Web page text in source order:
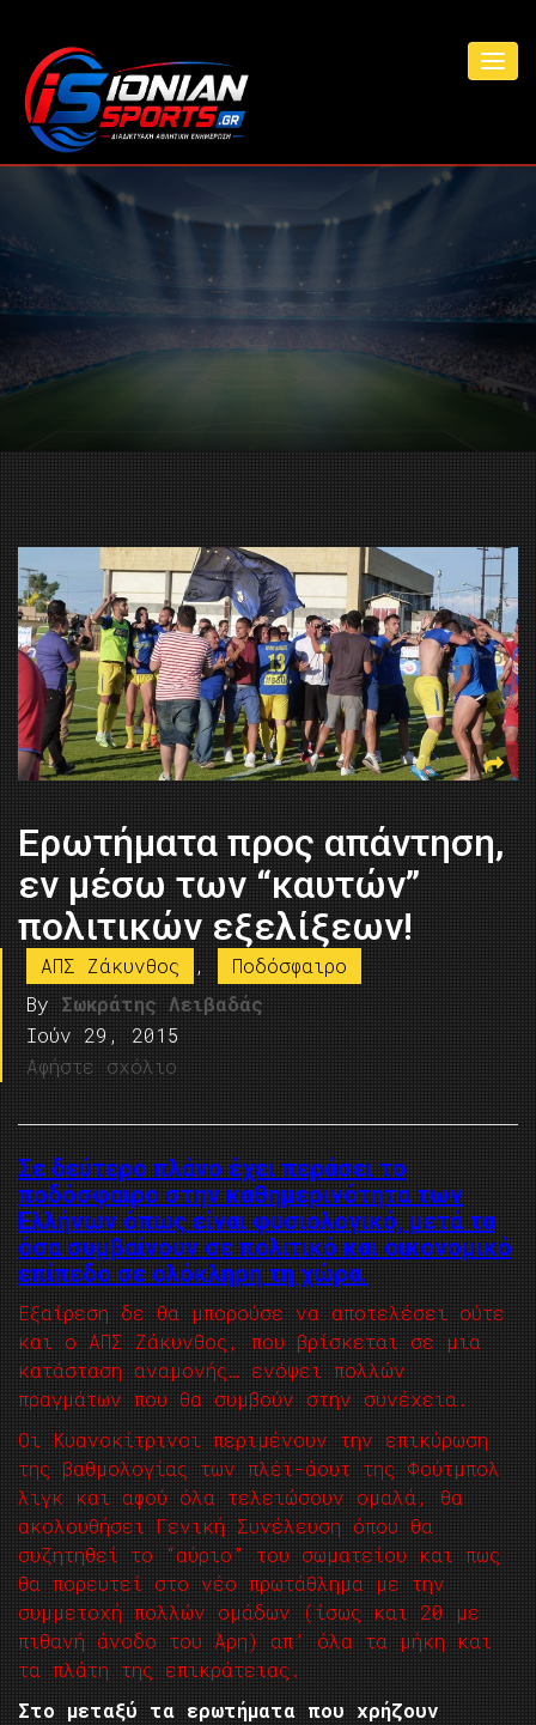
Ερωτήματα προς απάντηση,
εν μέσω των “καυτών”
πολιτικών εξελίξεων!
ΑΠΣ Ζάκυνθος ,
Ποδόσφαιρο
By Σωκράτης Λειβαδάς
Ιούν 29, 2015
Αφήστε σχόλιο
Σε δεύτερο πλάνο έχει περάσει το
ποδόσφαιρο στην καθημερινότητα των
Ελλήνων όπως είναι φυσιολογικό, μετά τα
όσα συμβαίνουν σε πολιτικό και οικονομικό
επίπεδο σε ολόκληρη τη χώρα.
Εξαίρεση δε θα μπορούσε να αποτελέσει ούτε
και ο ΑΠΣ Ζάκυνθος, που βρίσκεται σε μια
κατάσταση αναμονής… ενόψει πολλών
πραγμάτων που θα συμβούν στην συνέχεια.
Οι Κυανοκίτρινοι περιμένουν την επικύρωση
της βαθμολογίας των πλέϊ-άουτ της Φούτμπολ
λιγκ και αφού όλα τελειώσουν ομαλά, θα
ακολουθήσει Γενική Συνέλευση όπου θα
συζητηθεί το “αύριο” του σωματείου και πως
θα πορευτεί στο νέο πρωτάθλημα με την
συμμετοχή πολλών ομάδων (ίσως και 20 με
πιθανή άνοδο του Άρη) απ’ όλα τα μήκη και
τα πλάτη της επικράτειας.
Στο μεταξύ τα ερωτήματα που χρήζουν